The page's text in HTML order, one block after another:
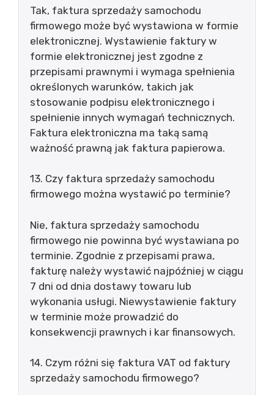
Tak, faktura sprzedaży samochodu
firmowego może być wystawiona w formie
elektronicznej. Wystawienie faktury w
formie elektronicznej jest zgodne z
przepisami prawnymi i wymaga spełnienia
określonych warunków, takich jak
stosowanie podpisu elektronicznego i
spełnienie innych wymagań technicznych.
Faktura elektroniczna ma taką samą
ważność prawną jak faktura papierowa.
13. Czy faktura sprzedaży samochodu
firmowego można wystawić po terminie?
Nie, faktura sprzedaży samochodu
firmowego nie powinna być wystawiana po
terminie. Zgodnie z przepisami prawa,
fakturę należy wystawić najpóźniej w ciągu
7 dni od dnia dostawy towaru lub
wykonania usługi. Niewystawienie faktury
w terminie może prowadzić do
konsekwencji prawnych i kar finansowych.
14. Czym różni się faktura VAT od faktury
sprzedaży samochodu firmowego?